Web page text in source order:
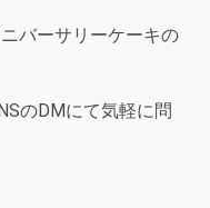
バーサリーケーキの
のDMにて気軽に問